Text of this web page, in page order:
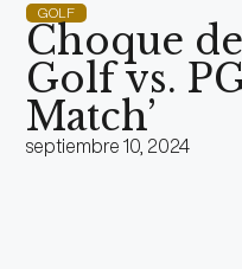
GOLF
Choque
Golf vs.
Match’
septiembre 10, 2024